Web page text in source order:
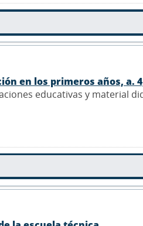
en los primeros años, a.
educativas y material